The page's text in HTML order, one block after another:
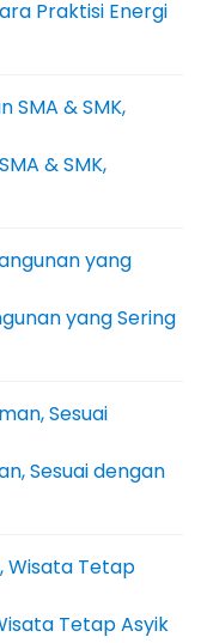
Praktisi Energi
& SMK,
yang Sering
Sesuai dengan
Tetap Asyik